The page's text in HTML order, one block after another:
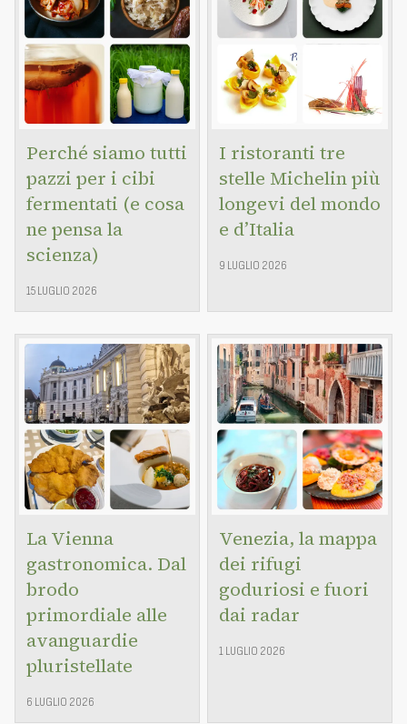
Perché siamo tutti
pazzi per i cibi
fermentati (e cosa
ne pensa la
scienza)
15 LUGLIO 2026
I ristoranti tre
stelle Michelin più
longevi del mondo
e d’Italia
9 LUGLIO 2026
La Vienna
gastronomica. Dal
brodo
primordiale alle
avanguardie
pluristellate
6 LUGLIO 2026
Venezia, la mappa
dei rifugi
goduriosi e fuori
dai radar
1 LUGLIO 2026